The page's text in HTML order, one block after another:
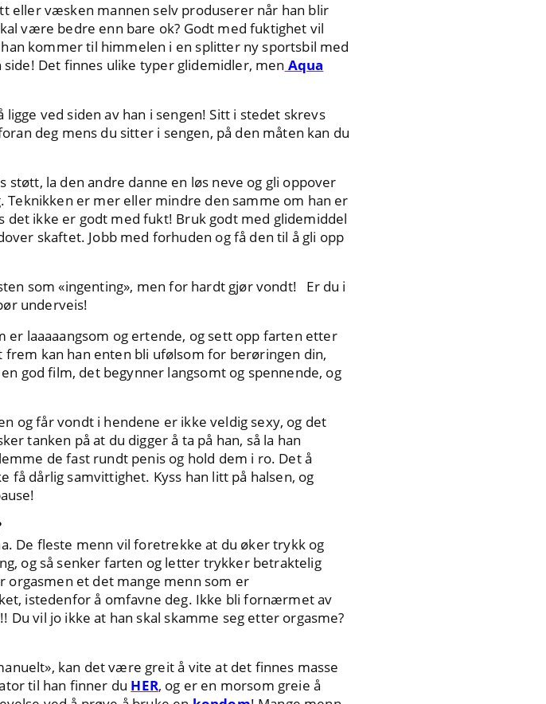
eller væsken mannen selv produserer når han blir
være bedre enn bare ok? Godt med fuktighet vil
kommer til himmelen i en splitter ny sportsbil med
Det finnes ulike typer glidemidler, men Aqua
ligge ved siden av han i sengen! Sitt i stedet skrevs
deg mens du sitter i sengen, på den måten kan du
støtt, la den andre danne en løs neve og gli oppover
er mer eller mindre den samme om han er
ikke er godt med fukt! Bruk godt med glidemiddel
skaftet. Jobb med forhuden og få den til å gli opp
som «ingenting», men for hardt gjør vondt! Er du i
underveis!
er laaaaangsom og ertende, og sett opp farten etter
kan han enten bli ufølsom for berøringen din,
god film, det begynner langsomt og spennende, og
og får vondt i hendene er ikke veldig sexy, og det
tanken på at du digger å ta på han, så la han
de fast rundt penis og hold dem i ro. Det å
få dårlig samvittighet. Kyss han litt på halsen, og
De fleste menn vil foretrekke at du øker trykk og
og så senker farten og letter trykker betraktelig
orgasmen et det mange menn som er
istedenfor å omfavne deg. Ikke bli fornærmet av
Du vil jo ikke at han skal skamme seg etter orgasme?
kan det være greit å vite at det finnes masse
til han finner du HER, og er en morsom greie å